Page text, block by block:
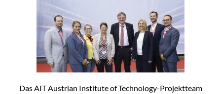
Das AIT Austrian Institute of Technology-Projektteam